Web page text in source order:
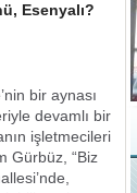
Esenyalı?
bir aynası
devamlı bir
işletmecileri
Gürbüz, “Biz